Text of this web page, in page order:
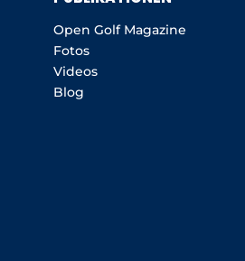
Open Golf Magazine
Fotos
Videos
Blog